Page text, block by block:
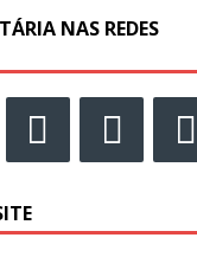
NAS REDES